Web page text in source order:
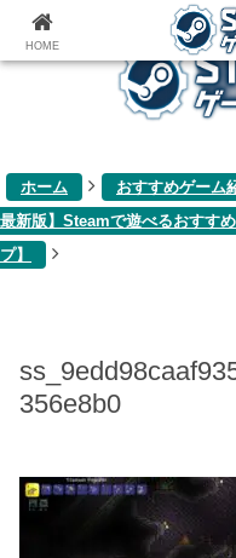
ゲー
ホーム おすすめゲーム
最新版】Steamで遊べるおすす
プ】
356e8b0
HOME